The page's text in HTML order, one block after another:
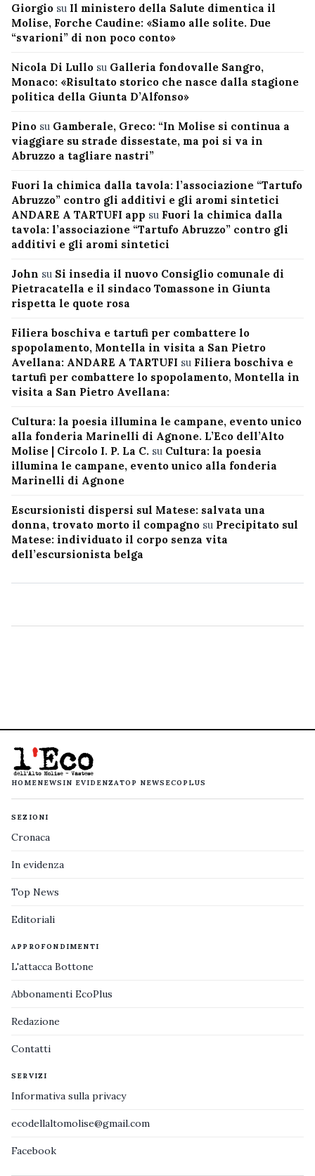
Giorgio su Il ministero della Salute dimentica il
Molise, Forche Caudine: «Siamo alle solite. Due
“svarioni” di non poco conto»
Nicola Di Lullo su Galleria fondovalle Sangro,
Monaco: «Risultato storico che nasce dalla stagione
politica della Giunta D’Alfonso»
Pino su Gamberale, Greco: “In Molise si continua a
viaggiare su strade dissestate, ma poi si va in
Abruzzo a tagliare nastri”
Fuori la chimica dalla tavola: l’associazione “Tartufo
Abruzzo” contro gli additivi e gli aromi sintetici
ANDARE A TARTUFI app su Fuori la chimica dalla
tavola: l’associazione “Tartufo Abruzzo” contro gli
additivi e gli aromi sintetici
John su Si insedia il nuovo Consiglio comunale di
Pietracatella e il sindaco Tomassone in Giunta
rispetta le quote rosa
Filiera boschiva e tartufi per combattere lo
spopolamento, Montella in visita a San Pietro
Avellana: ANDARE A TARTUFI su Filiera boschiva e
tartufi per combattere lo spopolamento, Montella in
visita a San Pietro Avellana:
Cultura: la poesia illumina le campane, evento unico
alla fonderia Marinelli di Agnone. L’Eco dell’Alto
Molise | Circolo I. P. La C. su Cultura: la poesia
illumina le campane, evento unico alla fonderia
Marinelli di Agnone
Escursionisti dispersi sul Matese: salvata una
donna, trovato morto il compagno su Precipitato sul
Matese: individuato il corpo senza vita
dell’escursionista belga
HOMENEWS IN EVIDENZATOP NEWS ECOPLUS
SEZIONI
Cronaca
In evidenza
Top News
Editoriali
APPROFONDIMENTI
L'attacca Bottone
Abbonamenti EcoPlus
Redazione
Contatti
SERVIZI
Informativa sulla privacy
ecodellaltomolise@gmail.com
Facebook